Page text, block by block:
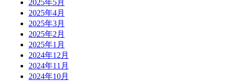
2025年5月
2025年4月
2025年3月
2025年2月
2025年1月
2024年12月
2024年11月
2024年10月